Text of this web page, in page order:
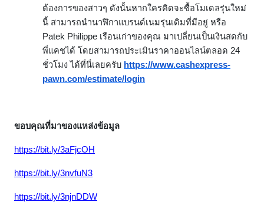
ต้องการของสาวๆ ดังนั้นหากใครคิดจะซื้อโมเดลรุ่นใหม่
นี้ สามารถนำนาฬิกาแบรนด์เนมรุ่นเดิมที่มีอยู่ หรือ
Patek Philippe เรือนเก่าของคุณ มาเปลี่ยนเป็นเงินสดกับ
พี่แคชได้ โดยสามารถประเมินราคาออนไลน์ตลอด 24
ชั่วโมง ได้ที่นี่เลยครับ https://www.cashexpress-
pawn.com/estimate/login
ขอบคุณที่มาของแหล่งข้อมูล
https://bit.ly/3aFjcOH
https://bit.ly/3nvfuN3
https://bit.ly/3njnDDW